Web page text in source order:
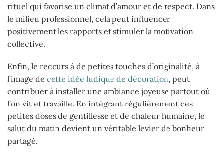
rituel qui favorise un climat d’amour et de respect. Dans
le milieu professionnel, cela peut influencer
positivement les rapports et stimuler la motivation
collective.
Enfin, le recours à de petites touches d’originalité, à
l’image de cette idée ludique de décoration, peut
contribuer à installer une ambiance joyeuse partout où
l’on vit et travaille. En intégrant régulièrement ces
petites doses de gentillesse et de chaleur humaine, le
salut du matin devient un véritable levier de bonheur
partagé.